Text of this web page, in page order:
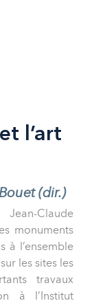
l’art
(dir.)
Claude
monuments
à l’ensemble
les sites les
travaux
à l’Institut